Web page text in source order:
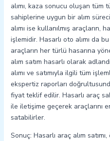
alımı, kaza sonucu oluşan tüm
sahiplerine uygun bir alım
alımı ise kullanılmış araçların,
işlemidir. Hasarlı oto alımı da
araçların her türlü hasarına
alım satım hasarlı olarak
alımı ve satımıyla ilgili tüm
ekspertiz raporları
fiyat teklif edilir. Hasarlı araç
ile iletişime geçerek araçlarını
satabilirler.
Sonuç: Hasarlı araç alım